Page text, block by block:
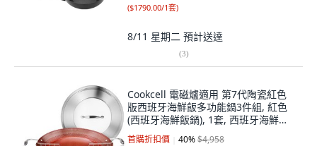
($1790.00/1套)
8/11 星期二 預計送達
(3)
Cookcell 電磁爐適用 第7代陶瓷紅色
版西班牙海鮮飯多功能鍋3件組, 紅色
(西班牙海鮮飯鍋), 1套, 西班牙海鮮飯
鍋 36cm + 鍋蓋 36cm + 濾網
首購折扣價 40%$4,958